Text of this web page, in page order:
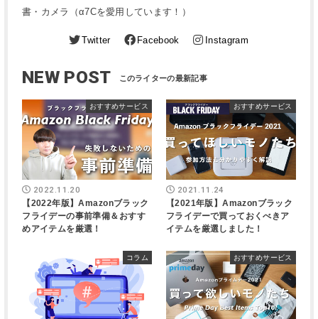
書・カメラ（α7Cを愛用しています！）
Twitter Facebook Instagram
NEW POST
おすすめサービス
2022.11.20
【2022年版】Amazonブラック
フライデーの事前準備＆おすす
めアイテムを厳選！
おすすめサービス
2021.11.24
【2021年版】Amazonブラック
フライデーで買っておくべきア
イテムを厳選しました！
コラム おすすめサービス